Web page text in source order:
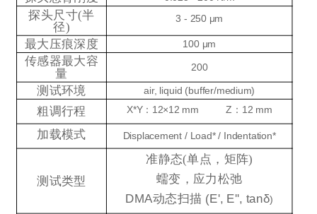
探头尺寸(半
径)
3 - 250 μm
最大压痕深度 100 μm
传感器最大容
量 200
测试环境 air, liquid (buffer/medium)
粗调行程 X*Y：12×12 mm Z：12 mm
加载模式 Displacement / Load* / Indentation*
测试类型
准静态(单点，矩阵)
蠕变，应力松弛
DMA动态扫描 (E', E'', tanδ)